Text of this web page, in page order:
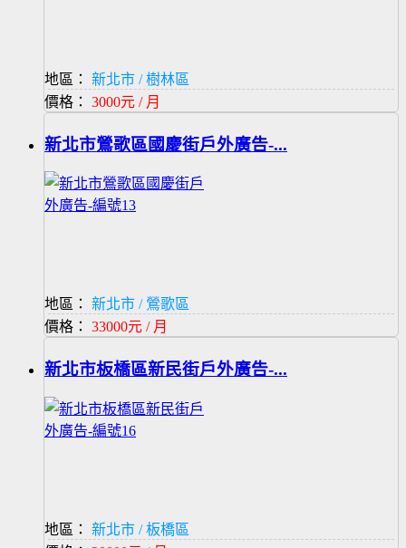
地區：
新北市 / 樹林區
價格： 3000元 / 月
新北市鶯歌區國慶街戶外廣告-...
地區：
新北市 / 鶯歌區
價格： 33000元 / 月
新北市板橋區新民街戶外廣告-...
地區：
新北市 / 板橋區